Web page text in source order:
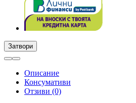
Затвори
Описание
Консумативи
Отзиви (0)